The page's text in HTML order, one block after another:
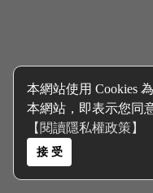
本網站使用 Cookies
本網站，即表示您同
【閱讀隱私權政策】
接 受